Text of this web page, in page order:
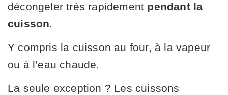
décongeler très rapidement pendant la
cuisson.
Y compris la cuisson au four, à la vapeur
ou à l’eau chaude.
La seule exception ? Les cuissons